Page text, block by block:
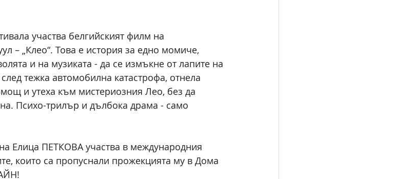
участва белгийският филм на
– „Клео“. Това е история за едно момиче,
и на музиката - да се измъкне от лапите на
тежка автомобилна катастрофа, отнела
и утеха към мистериозния Лео, без да
Психо-трилър и дълбока драма - само
Елица ПЕТКОВА участва в международния
които са пропуснали прожекцията му в Дома